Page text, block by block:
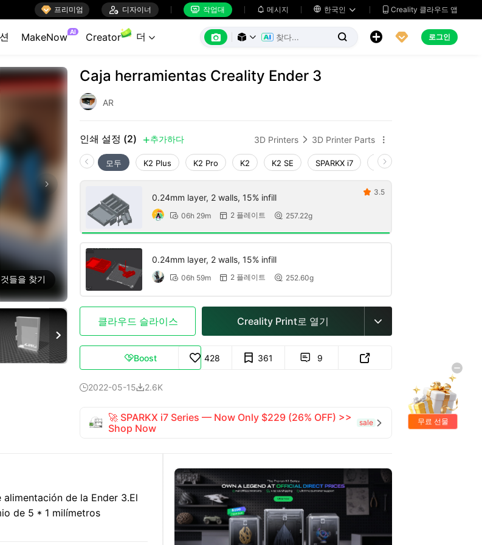
 프리미엄  디자이너  작업대  메시지  한국인   Creality 클라우드 앱
MakeNow AI Creator 더        로그인
들을 찾기

Caja herramientas Creality Ender 3
AR
인쇄 설정 (2)  추가하다 3D Printers  3D Printer Parts 
모두 K2 Plus K2 Pro K2 K2 SE SPARKX i7 Creality Hi
0.24mm layer, 2 walls, 15% infill
 06h 29m  2 플레이트  257.22g
 3.5
0.24mm layer, 2 walls, 15% infill
 06h 59m  2 플레이트  252.60g
클라우드 슬라이스 Creality Print로 열기 
Boost 428 361  9 
2022-05-152.6K
🚀 SPARKX i7 Series — Now Only $229 (26% OFF) >>
Shop Now
sale 
de la Ender 3.El
de 5 * 1 milímetros
무료 선물